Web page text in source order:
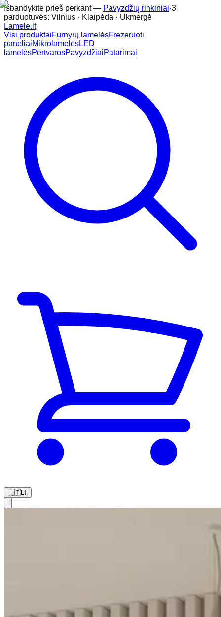
Išbandykite prieš perkant — Pavyzdžių rinkiniai·3
parduotuvės: Vilnius · Klaipėda · Ukmergė
Lamele.lt
Visi produktaiFurnyrų lamelėsFrezeruoti
paneliaiMikrolamelėsLED
lamelėsPertvarosPavyzdžiaiPatarimai
🇱🇹LT